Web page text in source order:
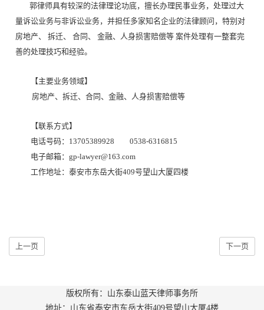
郭律师具有较深的法律理论功底，擅长办理民事业务，处理过大
量诉讼业务与非诉讼业务，并担任多家知名企业的法律顾问，特别对
房地产、
拆迁、 合同、 金融、人身损害赔偿等 案件处理有一整套完
善的处理技巧和经验。
【主要业务领域】
房地产、拆迁、合同、金融、人身损害赔偿等
【联系方式】
电话号码：13705389928 0538-6316815
电子邮箱： gp-lawyer@163.com
工作地址：泰安市东岳大街409号望山大厦四楼
上一页 下一页
版权所有：山东泰山蓝天律师事务所
地址：山东省泰安市东岳大街409号望山大厦4楼